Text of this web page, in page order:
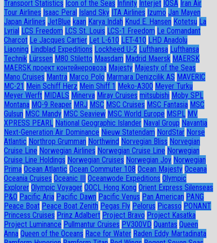
Transport Statistics Icon of the Seas Infinity Interjet IOSA Iran Air
Tour Airlines Isaac Peral Island Sky ITA Airlines Izumo Jan Mayen
Japan Airlines JetBlue kaan Karya Indah Knud E. Hansen Kotetsu La
Lyrial LCS Freedom LCS St. Louis LCS-1 Freedom Le Comandant
Charcot Le Jacques Cartier Let L-610 LET-410 LHD Anadolu
Liaoning Lindblad Expeditions Lockheed U-2 Lufthansa Lufthansa
Technik Lürssen M80 Stiletto Maasdam Madrid Maersk MAERSK
MAERSK проект контейнеровоза Majesty Majesty of the Seas
Mano Cruises Mantra Marco Polo Marmara Denizcilik AS MAVERIC
MC-21 Mein Schiff Herz Mein Shiff 1 Meko-A300 Meyer Turku
Meyer Werft MIDALS Minerva Miray Cruises mitsubishi Moby SPL
Montana MQ-9 Reaper MRJ MSC MSC Cruises MSC Fantasia MSC
Gulsun MSC Mandy MSC Seaview MSC World Europe MSPL MV
XPRESS PEARL National Geographic Islander Naval Group Navantia
Next-Generation Air Dominance Nieuw Statendam NordStar Norse
Atlantic Northrop Grumman Northwind Norvegian Bliss Norvegian
Cruise Line Norwegian Airlines Norwegian Cruise Line Norwegian
Cruise Line Holdings Norwegian Cruises Norwegian Joy Norwegian
Prima Ocean Atlantic Ocean Commuter 108 Ocean Majesty Oceana
Oceania Cruises Oceanic III Oceanwode Expeditions Olympic
Explorer Olympic Voyager OOCL Hong Kong Orient Express Silenseas
P&O Pacific Aria Pacific Dawn Pacific Venus Pan American PANG
Peace Boat Peace Boat Zenith Pegas Fly Pelorus Picasso PONANT
Princess Cruises Prinz Adalbert Project Bravo Project Kasatka
Project Luminance Pullmantur Cruises PV300VD Quantas Queen
Anna Queen of the Oceans Race for Water Raden Eddy Martadinata